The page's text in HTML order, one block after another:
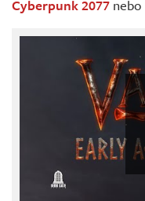
Cyberpunk 2077 nebo